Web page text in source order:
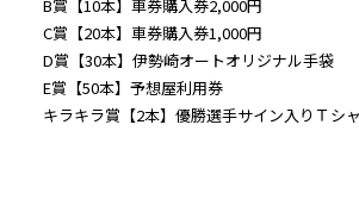
B賞【10本】車券購入券2,000円
C賞【20本】車券購入券1,000円
D賞【30本】伊勢崎オートオリジナル手袋
E賞【50本】予想屋利用券
キラキラ賞【2本】優勝選手サイン入りＴシ